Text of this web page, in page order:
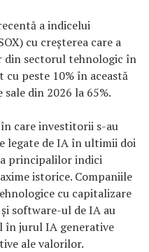
a indicelui
cu creșterea care a
din sectorul tehnologic în
peste 10% în această
din 2026 la 65%.
care investitorii s-au
legate de IA în ultimii doi
principalilor indici
istorice. Companiile
cu capitalizare
software-ul de IA au
în jurul IA generative
ale valorilor.